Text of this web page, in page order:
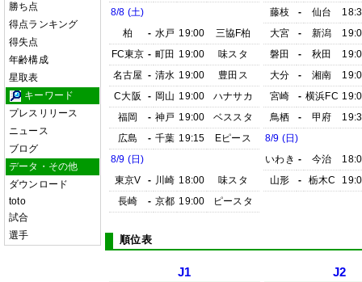
勝ち点
得点ランキング
得失点
年齢構成
星取表
キーワード
プレスリリース
ニュース
ブログ
データ・その他
ダウンロード
toto
試合
選手
8/8 (土)
柏
- 水戸 19:00
三協F柏
FC東京 - 町田 19:00
味スタ
名古屋 - 清水 19:00
豊田ス
C大阪
- 岡山 19:00
ハナサカ
福岡
- 神戸 19:00
ベススタ
広島
- 千葉 19:15
Eピース
8/9 (日)
東京V
- 川崎 18:00
味スタ
長崎
- 京都 19:00 ピースタ
藤枝
- 仙台
大宮
- 新潟
磐田
- 秋田
大分
- 湘南
宮崎
- 横浜FC
鳥栖
- 甲府
8/9 (日)
いわき - 今治
山形
- 栃木C
順位表
J1 J2